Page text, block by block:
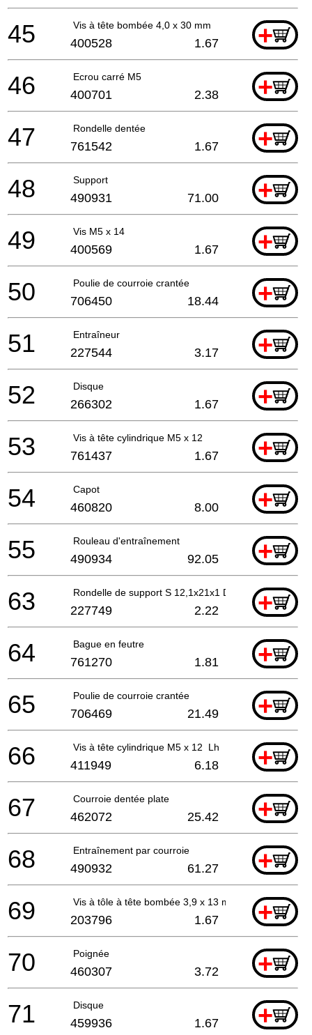
Vis à tête bombée 4,0 x 30 mm +
45 400528 1.67
Ecrou carré M5 +
46 400701 2.38
Rondelle dentée +
47 761542 1.67
Support +
48 490931 71.00
Vis M5 x 14 +
49 400569 1.67
Poulie de courroie crantée +
50 706450 18.44
Entraîneur +
51 227544 3.17
Disque +
52 266302 1.67
Vis à tête cylindrique M5 x 12 +
53 761437 1.67
Capot +
54 460820 8.00
Rouleau d'entraînement +
55 490934 92.05
Rondelle de support S 12,1x21x1 DIN 988+
63 227749 2.22
Bague en feutre +
64 761270 1.81
Poulie de courroie crantée +
65 706469 21.49
Vis à tête cylindrique M5 x 12 Lh +
66 411949 6.18
Courroie dentée plate +
67 462072 25.42
Entraînement par courroie +
68 490932 61.27
Vis à tôle à tête bombée 3,9 x 13 mm +
69 203796 1.67
Poignée +
70 460307 3.72
Disque +
71 459936 1.67